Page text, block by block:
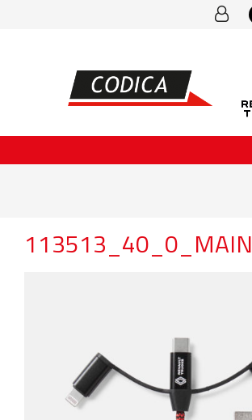
113513_40_0_MAIN